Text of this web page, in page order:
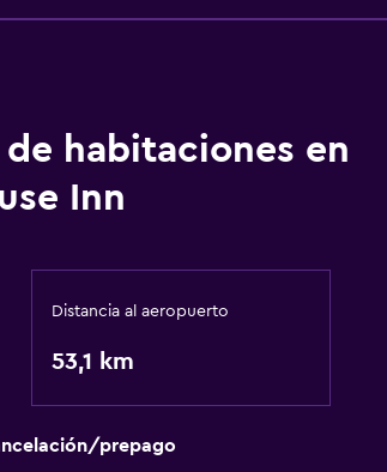
y facilidades
de conferencia
de entretenimiento
por cable o vía satélite
habitaciones en
Inn
Distancia al aeropuerto
53,1 km
prepago